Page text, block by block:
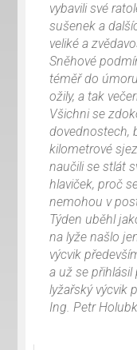
vybavili své
sušenek a
veliké a
Sněhové
téměř do
ožily, a tak
Všichni se
dovednostech,
kilometrové
naučili se stlát
hlaviček, proč
nemohou v
Týden uběhl
na lyže našlo
výcvik
a už se
lyžařský výcvik
Ing. Petr